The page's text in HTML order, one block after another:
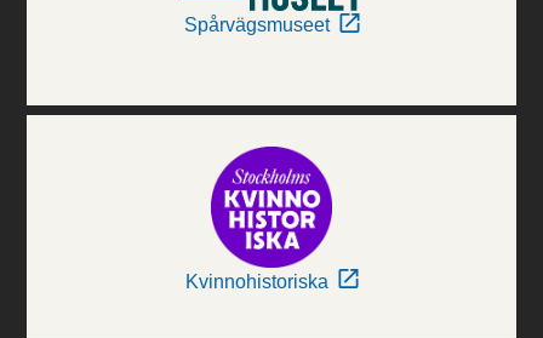
Spårvägsmuseet
Kvinnohistoriska